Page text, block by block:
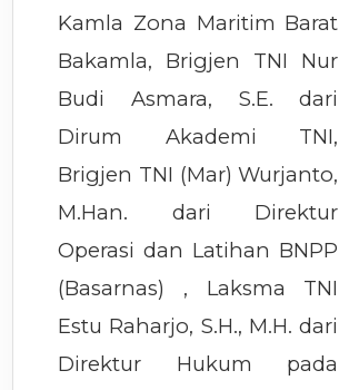
Kamla Zona Maritim Barat
Bakamla, Brigjen TNI Nur
Budi Asmara, S.E. dari
Dirum Akademi TNI,
Brigjen TNI (Mar) Wurjanto,
M.Han. dari Direktur
Operasi dan Latihan BNPP
(Basarnas) , Laksma TNI
Estu Raharjo, S.H., M.H. dari
Direktur Hukum pada